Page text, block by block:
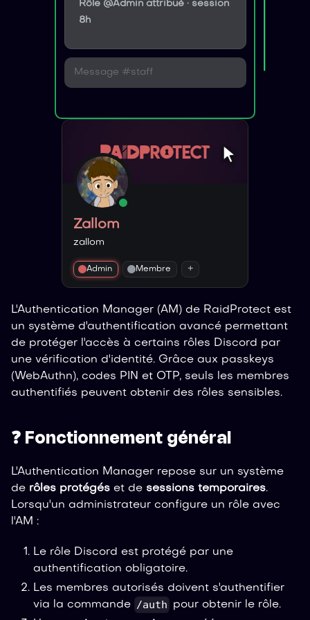
Rôle @Admin attribué · session
8h
Message #staff
Zallom
zallom
Admin Membre +
L'Authentication Manager (AM) de RaidProtect est
un système d'authentification avancé permettant
de protéger l'accès à certains rôles Discord par
une vérification d'identité. Grâce aux passkeys
(WebAuthn), codes PIN et OTP, seuls les membres
authentifiés peuvent obtenir des rôles sensibles.
❓ Fonctionnement général
L'Authentication Manager repose sur un système
de rôles protégés et de sessions temporaires.
Lorsqu'un administrateur configure un rôle avec
l'AM :
Le rôle Discord est protégé par une
authentification obligatoire.
Les membres autorisés doivent s'authentifier
via la commande /auth
pour obtenir le rôle.